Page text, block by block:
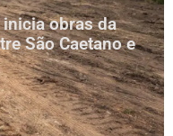
obras da
São Caetano e